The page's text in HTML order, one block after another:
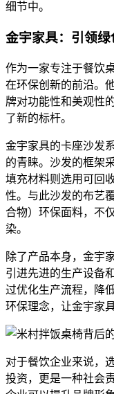
细节中。
金宇家具：引领
作为一家专注于餐饮
在环保创新的前沿。
牌对功能性和美观性
了新的标杆。
金宇家具的卡座沙发
的青睐。沙发的框架
填充材料则选用可回
性。与此沙发的布艺
合物）环保面料，不
染。
除了产品本身，金宇
引进先进的生产设备
过优化生产流程，降
环保理念，让金宇家
对于餐饮企业来说，
投资，更是一种社会